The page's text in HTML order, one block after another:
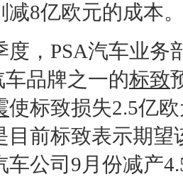
减8亿欧元的成本
， PSA汽车业务
品牌之一的标致
使标致损失2.5亿
目前标致表示期望
车公司9月份减产